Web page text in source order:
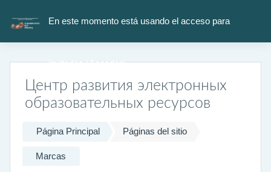
En este momento está usando el acceso para
invitados (Acceder)
Центр развития электронных
образовательных ресурсов
Página Principal Páginas del sitio
Marcas